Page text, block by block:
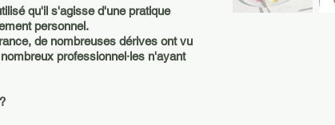
qu'il s'agisse d'une pratique
personnel.
de nombreuses dérives ont vu
professionnel⸱les n'ayant